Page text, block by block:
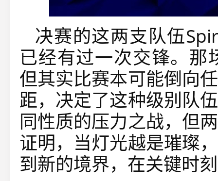
决赛的这两支队伍
已经有过一次交锋。
但其实比赛本可能倒向
距，决定了这种级别队
同性质的压力之战，但
证明，当灯光越是璀璨
到新的境界，在关键时